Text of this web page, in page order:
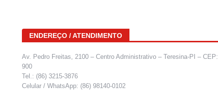
ENDEREÇO / ATENDIMENTO
Av. Pedro Freitas, 2100 – Centro Administrativo – Teresina-PI –
900
Tel.: (86) 3215-3876
Celular / WhatsApp: (86) 98140-0102